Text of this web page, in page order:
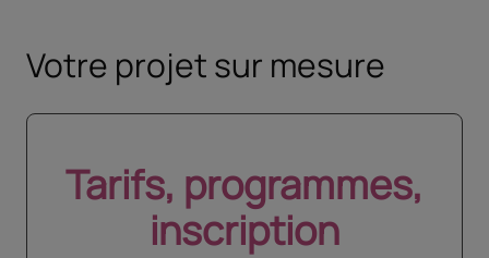
Votre projet sur mesure
Tarifs, programmes,
inscription